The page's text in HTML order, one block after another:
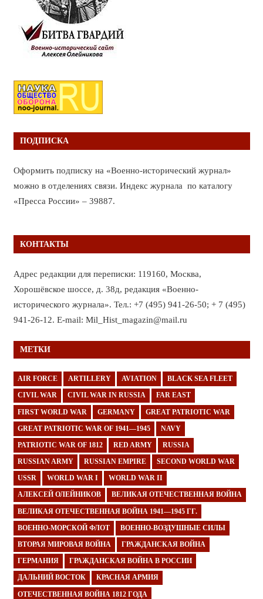
ПОДПИСКА
Оформить подписку на «Военно-исторический журнал»
можно в отделениях связи. Индекс журнала по каталогу
«Пресса России» – 39887.
КОНТАКТЫ
Адрес редакции для переписки: 119160, Москва,
Хорошёвское шоссе, д. 38д, редакция «Военно-
исторического журнала». Тел.: +7 (495) 941-26-50; + 7 (495)
941-26-12. E-mail: Mil_Hist_magazin@mail.ru
МЕТКИ
AIR FORCE ARTILLERY AVIATION BLACK SEA FLEET
CIVIL WAR CIVIL WAR IN RUSSIA FAR EAST
FIRST WORLD WAR GERMANY GREAT PATRIOTIC WAR
GREAT PATRIOTIC WAR OF 1941—1945 NAVY
PATRIOTIC WAR OF 1812 RED ARMY RUSSIA
RUSSIAN ARMY RUSSIAN EMPIRE SECOND WORLD WAR
USSR WORLD WAR I WORLD WAR II
АЛЕКСЕЙ ОЛЕЙНИКОВ ВЕЛИКАЯ ОТЕЧЕСТВЕННАЯ ВОЙНА
ВЕЛИКАЯ ОТЕЧЕСТВЕННАЯ ВОЙНА 1941—1945 ГГ.
ВОЕННО-МОРСКОЙ ФЛОТ ВОЕННО-ВОЗДУШНЫЕ СИЛЫ
ВТОРАЯ МИРОВАЯ ВОЙНА ГРАЖДАНСКАЯ ВОЙНА
ГЕРМАНИЯ ГРАЖДАНСКАЯ ВОЙНА В РОССИИ
ДАЛЬНИЙ ВОСТОК КРАСНАЯ АРМИЯ
ОТЕЧЕСТВЕННАЯ ВОЙНА 1812 ГОДА